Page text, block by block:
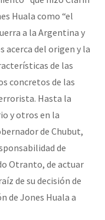
Huala como “el
a la Argentina y
acerca del origen y la
de las
concretos de las
Hasta la
y otros en la
de Chubut,
de
Otranto, de actuar
de su decisión de
de Jones Huala a